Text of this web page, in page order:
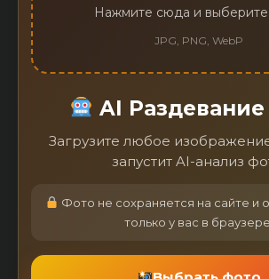
Нажмите сюда и
JPG, PNG, WebP
AI
Загрузите любое
запустит AI-анализ
Фото не сохраняется на сайте и
только у вас в браузере.